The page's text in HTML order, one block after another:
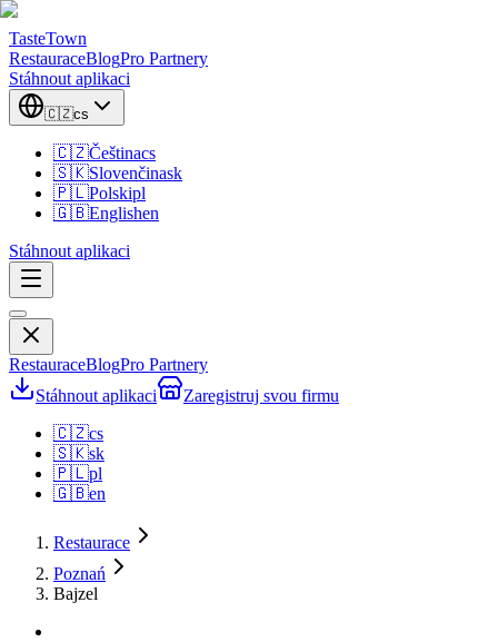
TasteTown
RestauraceBlogPro Partnery
Stáhnout aplikaci
🇨🇿cs
🇨🇿Češtinacs
🇸🇰Slovenčinask
🇵🇱Polskipl
🇬🇧Englishen
Stáhnout aplikaci
RestauraceBlogPro Partnery
Stáhnout aplikaci
Zaregistruj svou firmu
🇨🇿cs
🇸🇰sk
🇵🇱pl
🇬🇧en
Restaurace
Poznań
Bajzel